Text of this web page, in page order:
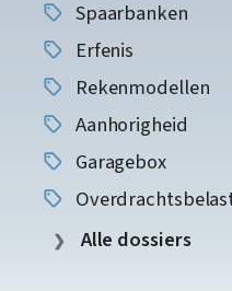
Spaarbanken
Erfenis
Rekenmodellen
Aanhorigheid
Garagebox
Alle dossiers